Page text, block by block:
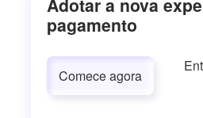
Adotar a nova
pagamento
Comece agora